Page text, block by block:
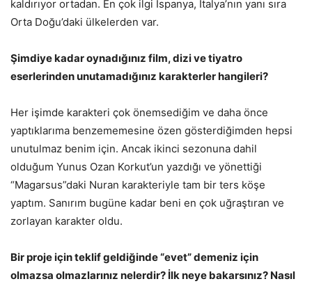
kaldırıyor ortadan. En çok ilgi İspanya, İtalya’nın yanı sıra
Orta Doğu’daki ülkelerden var.
Şimdiye kadar oynadığınız film, dizi ve tiyatro
eserlerinden unutamadığınız karakterler hangileri?
Her işimde karakteri çok önemsediğim ve daha önce
yaptıklarıma benzememesine özen gösterdiğimden hepsi
unutulmaz benim için. Ancak ikinci sezonuna dahil
olduğum Yunus Ozan Korkut’un yazdığı ve yönettiği
“Magarsus”daki Nuran karakteriyle tam bir ters köşe
yaptım. Sanırım bugüne kadar beni en çok uğraştıran ve
zorlayan karakter oldu.
Bir proje için teklif geldiğinde “evet” demeniz için
olmazsa olmazlarınız nelerdir? İlk neye bakarsınız? Nasıl